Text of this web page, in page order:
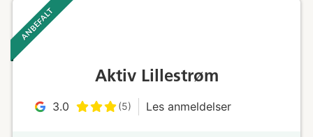
ANBEFALT ‎ ‎ ‎
Aktiv Lillestrøm
3.0 (5) Les anmeldelser